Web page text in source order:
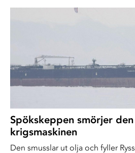
Spökskeppen smörjer
krigsmaskinen
Den smusslar ut olja och fyller